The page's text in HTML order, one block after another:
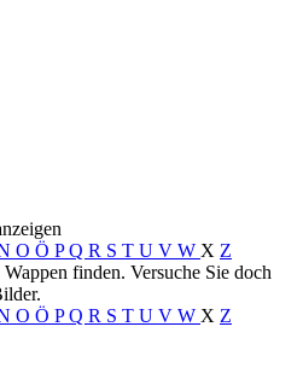
O Ö PQ R S T U V W X Z
finden. Versuche Sie doch
O Ö PQ R S T U V W X Z